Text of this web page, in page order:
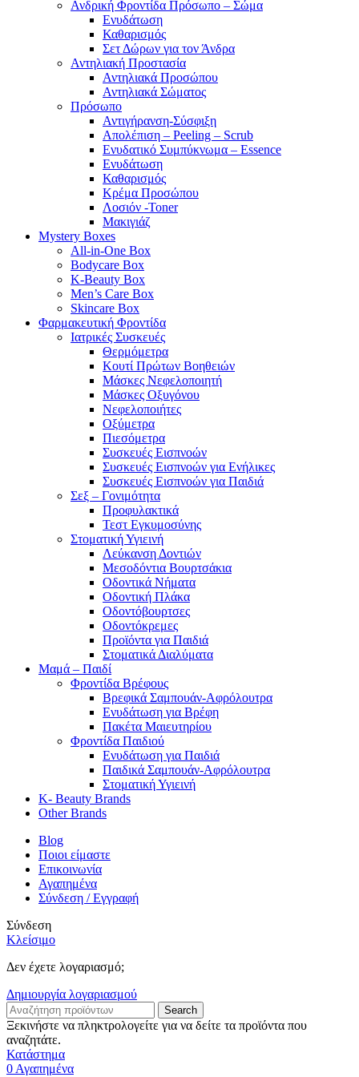
Ανδρική Φροντίδα Πρόσωπο – Σώμα
Ενυδάτωση
Καθαρισμός
Σετ Δώρων για τον Άνδρα
Αντηλιακή Προστασία
Αντηλιακά Προσώπου
Αντηλιακά Σώματος
Πρόσωπο
Αντιγήρανση-Σύσφιξη
Απολέπιση – Peeling – Scrub
Ενυδατικό Συμπύκνωμα – Essence
Ενυδάτωση
Καθαρισμός
Κρέμα Προσώπου
Λοσιόν -Toner
Μακιγιάζ
Mystery Boxes
All-in-One Box
Bodycare Box
K-Beauty Box
Men’s Care Box
Skincare Box
Φαρμακευτική Φροντίδα
Ιατρικές Συσκευές
Θερμόμετρα
Κουτί Πρώτων Βοηθειών
Μάσκες Νεφελοποιητή
Μάσκες Οξυγόνου
Νεφελοποιήτες
Οξύμετρα
Πιεσόμετρα
Συσκευές Εισπνοών
Συσκευές Εισπνοών για Ενήλικες
Συσκευές Εισπνοών για Παιδιά
Σεξ – Γονιμότητα
Προφυλακτικά
Τεστ Εγκυμοσύνης
Στοματική Υγιεινή
Λεύκανση Δοντιών
Μεσοδόντια Βουρτσάκια
Οδοντικά Νήματα
Οδοντική Πλάκα
Οδοντόβουρτσες
Οδοντόκρεμες
Προϊόντα για Παιδιά
Στοματικά Διαλύματα
Μαμά – Παιδί
Φροντίδα Βρέφους
Βρεφικά Σαμπουάν-Αφρόλουτρα
Ενυδάτωση για Βρέφη
Πακέτα Μαιευτηρίου
Φροντίδα Παιδιού
Ενυδάτωση για Παιδιά
Παιδικά Σαμπουάν-Αφρόλουτρα
Στοματική Υγιεινή
K- Beauty Brands
Other Brands
Blog
Ποιοι είμαστε
Επικοινωνία
Αγαπημένα
Σύνδεση / Εγγραφή
Σύνδεση
Κλείσιμο
Δεν έχετε λογαριασμό;
Δημιουργία λογαριασμού
Search
Ξεκινήστε να πληκτρολογείτε για να δείτε τα προϊόντα που
αναζητάτε.
Κατάστημα
0 Αγαπημένα